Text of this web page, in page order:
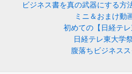
ビジネス書を真の武器にする方
ミニ＆おまけ動
初めての【日経テレ
日経テレ東大学
腹落ちビジネス